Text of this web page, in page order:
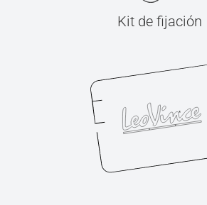
Kit de fijación